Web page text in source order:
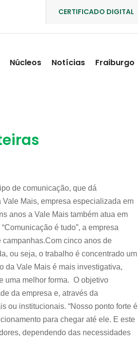
CERTIFICADO DIGITAL
Núcleos Notícias Fraiburgo
de comunicação, que dá
Mais, empresa especializada em
anos a Vale Mais também atua em
é tudo”, a empresa
cinco anos de
ou seja, o trabalho é concentrado um
da Vale Mais é mais investigativa,
uma melhor forma. O objetivo
da empresa e, através da
ou institucionais. “Nosso ponto forte é
para chegar até ele. E este
dependendo das necessidades